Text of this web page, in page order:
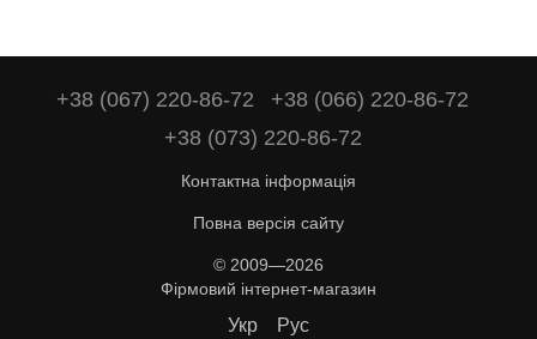
+38 (067) 220-86-72
+38 (066) 220-86-72
+38 (073) 220-86-72
Контактна інформація
Повна версія сайту
© 2009—2026
Фірмовий інтернет-магазин
Укр Рус